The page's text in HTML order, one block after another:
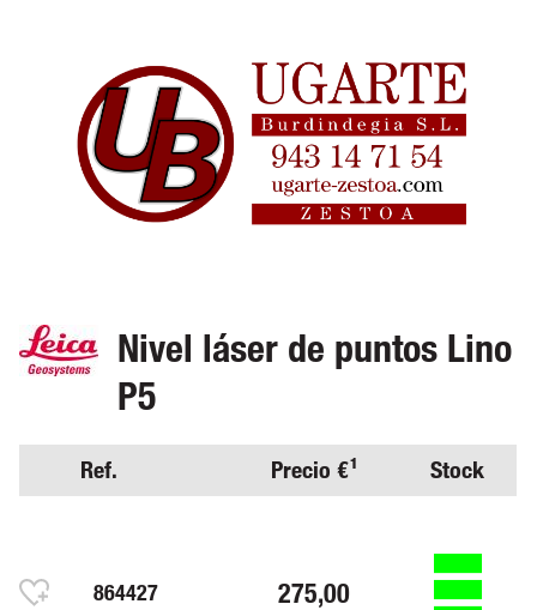
Nivel láser de puntos Lino
P5
Ref. Precio €¹ Stock
864427 275,00